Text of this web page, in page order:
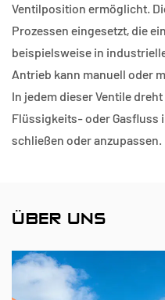
Ventilposition ermöglicht.
Prozessen eingesetzt, die
beispielsweise in
Antrieb kann manuell oder
In jedem dieser Ventile
Flüssigkeits- oder Gasfluss
schließen oder anzupassen.
ÜBER UNS